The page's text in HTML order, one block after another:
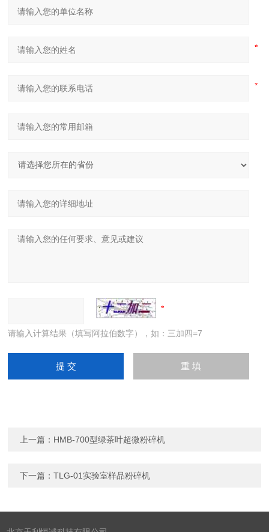
请输入计算结果（填写阿拉伯数字），如：三加四=7
上一篇： HMB-700型绿茶叶超微粉碎机
下一篇：TLG-01实验室样品粉碎机